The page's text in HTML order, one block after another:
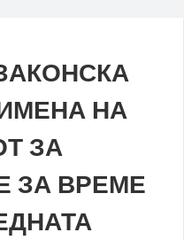
НА
ЗА
ЗА ВРЕМЕ